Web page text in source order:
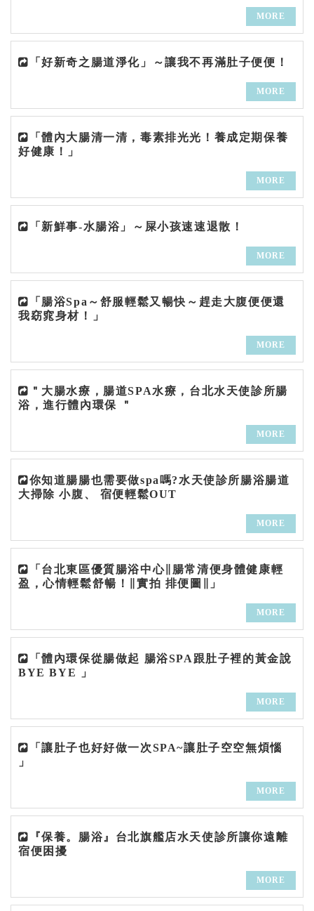
MORE
「好新奇之腸道淨化」～讓我不再滿肚子便便！
MORE
「體內大腸清一清，毒素排光光！養成定期保養
好健康！」
MORE
「新鮮事-水腸浴」～屎小孩速速退散！
MORE
「腸浴Spa～舒服輕鬆又暢快～趕走大腹便便還
我窈窕身材！」
MORE
＂大腸水療，腸道SPA水療，台北水天使診所腸
浴，進行體內環保 ＂
MORE
你知道腸腸也需要做spa嗎?水天使診所腸浴腸道
大掃除 小腹、 宿便輕鬆OUT
MORE
「台北東區優質腸浴中心∥腸常清便身體健康輕
盈，心情輕鬆舒暢！∥實拍 排便圖∥」
MORE
「體內環保從腸做起 腸浴SPA跟肚子裡的黃金說
BYE BYE 」
MORE
「讓肚子也好好做一次SPA~讓肚子空空無煩惱
」
MORE
『保養。腸浴』台北旗艦店水天使診所讓你遠離
宿便困擾
MORE